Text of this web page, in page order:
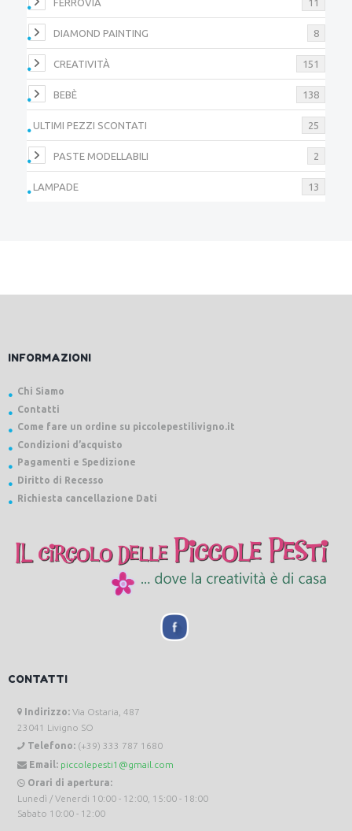
FERROVIA 11
DIAMOND PAINTING 8
CREATIVITÀ 151
BEBÈ 138
ULTIMI PEZZI SCONTATI 25
PASTE MODELLABILI 2
LAMPADE 13
INFORMAZIONI
Chi Siamo
Contatti
Come fare un ordine su piccolepestilivigno.it
Condizioni d’acquisto
Pagamenti e Spedizione
Diritto di Recesso
Richiesta cancellazione Dati
CONTATTI
Indirizzo: Via Ostaria, 487
23041 Livigno SO
Telefono: (+39) 333 787 1680
Email: piccolepesti1@gmail.com
Orari di apertura:
Lunedì / Venerdi 10:00 - 12:00, 15:00 - 18:00
Sabato 10:00 - 12:00